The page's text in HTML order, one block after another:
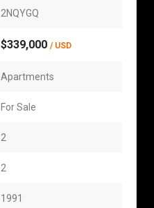
2NQYGQ
$339,000 / USD
Apartments
For Sale
2
2
1991